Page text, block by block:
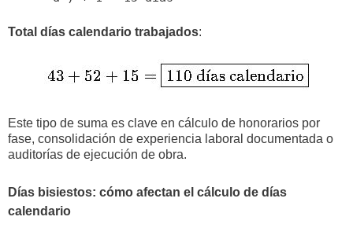
Total días calendario trabajados:
Este tipo de suma es clave en cálculo de honorarios por
fase, consolidación de experiencia laboral documentada o
auditorías de ejecución de obra.
Días bisiestos: cómo afectan el cálculo de días
calendario